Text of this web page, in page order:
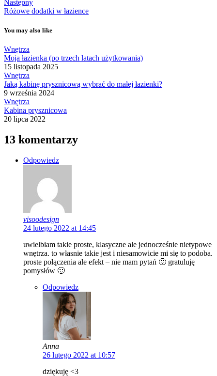
Następny
Różowe dodatki w łazience
You may also like
Wnętrza
Moja łazienka (po trzech latach użytkowania)
15 listopada 2025
Wnętrza
Jaką kabinę prysznicową wybrać do małej łazienki?
9 września 2024
Wnętrza
Kabina prysznicowa
20 lipca 2022
13 komentarzy
Odpowiedz
visoodesign
24 lutego 2022 at 14:45
uwielbiam takie proste, klasyczne ale jednocześnie nietypowe
wnętrza. to własnie takie jest i niesamowicie mi się to podoba.
proste połączenia ale efekt – nie mam pytań 🙂 gratuluję
pomysłów 🙂
Odpowiedz
Anna
26 lutego 2022 at 10:57
dziękuję <3